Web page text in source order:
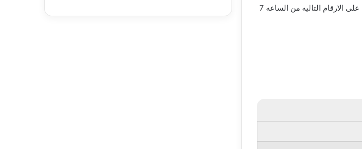
كهرباء* فني صيانه عامه 3 فاز* فني المنيوم* فني نجاره* فني كهرباء سياراتللإتصال على الارقام التاليه من الساعه 7